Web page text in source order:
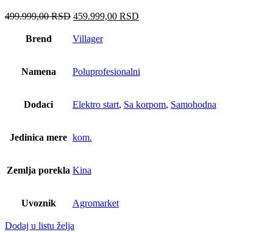
499.999,00RSD Оригинална
је
459.999,00 RSD
Brend Villager
Namena Poluprofesionalni
Dodaci Elektro start, Sa korpom, Samohodna
Jedinica mere kom.
Zemlja porekla Kina
Uvoznik Agromarket
Dodaj u listu želja